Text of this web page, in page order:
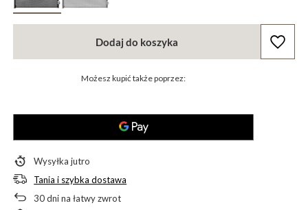
Dodaj do koszyka
Możesz kupić także poprzez:
Wysyłkajutro
Tania i szybka dostawa
30dni na łatwy zwrot